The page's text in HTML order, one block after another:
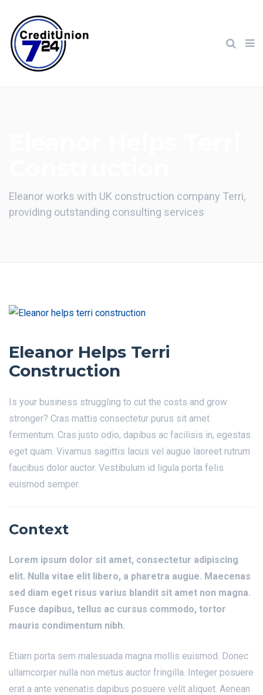
Eleanor works with UK construction company Terri,
providing outstanding consulting services
Eleanor Helps Terri
Construction
Is your business struggling to cut the costs and grow
stronger? Cras mattis consectetur purus sit amet
fermentum. Cras justo odio, dapibus ac facilisis in, egestas
eget quam. Vivamus sagittis lacus vel augue laoreet rutrum
faucibus dolor auctor. Vestibulum id ligula porta felis
euismod semper.
Context
Lorem ipsum dolor sit amet, consectetur adipiscing
elit. Nulla vitae elit libero, a pharetra augue. Maecenas
sed diam eget risus varius blandit sit amet non magna.
Fusce dapibus, tellus ac cursus commodo, tortor
mauris condimentum nibh.
Etiam porta sem malesuada magna mollis euismod. Donec
ullamcorper nulla non metus auctor fringilla. Integer posuere
erat a ante venenatis dapibus posuere velit aliquet. Aenean